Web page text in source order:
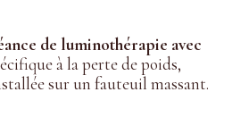
de luminothérapie avec
à la perte de poids,
sur un fauteuil massant.